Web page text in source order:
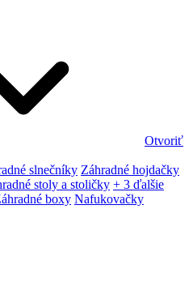
Otvoriť
slnečníky Záhradné hojdačky
stoly a stoličky + 3 ďalšie
boxy Nafukovačky